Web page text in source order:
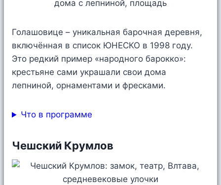
Голашовице – уникальная барочная деревня,
включённая в список ЮНЕСКО в 1998 году.
Это редкий пример «народного барокко»:
крестьяне сами украшали свои дома
лепниной, орнаментами и фресками.
Что в программе
Чешский Крумлов